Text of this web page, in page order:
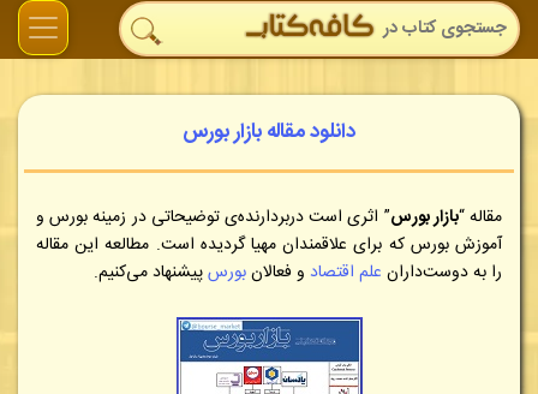
دانلود مقاله بازار بورس
مقاله “بازار بورس” اثری است دربردارنده‌ی توضیحاتی در زمینه بورس و
آموزش بورس که برای علاقمندان مهیا گردیده است. مطالعه این مقاله
را به دوست‌داران علم اقتصاد و فعالانبورسپیشنهاد می‌کنیم.